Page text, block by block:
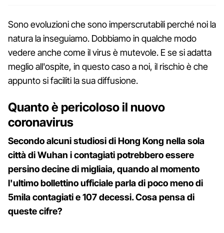
Sono evoluzioni che sono imperscrutabili perché noi la
natura la inseguiamo. Dobbiamo in qualche modo
vedere anche come il virus è mutevole. E se si adatta
meglio all'ospite, in questo caso a noi, il rischio è che
appunto si faciliti la sua diffusione.
Quanto è pericoloso il nuovo
coronavirus
Secondo alcuni studiosi di Hong Kong nella sola
città di Wuhan i contagiati potrebbero essere
persino decine di migliaia, quando al momento
l'ultimo bollettino ufficiale parla di poco meno di
5mila contagiati e 107 decessi. Cosa pensa di
queste cifre?